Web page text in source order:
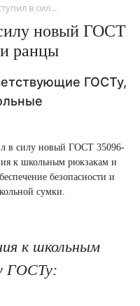
в сил...
новый ГОСТ
ранцы
ГОСТу,
в силу новый ГОСТ 35096-
к школьным рюкзакам и
безопасности и
сумки.
к школьным
ГОСТу: